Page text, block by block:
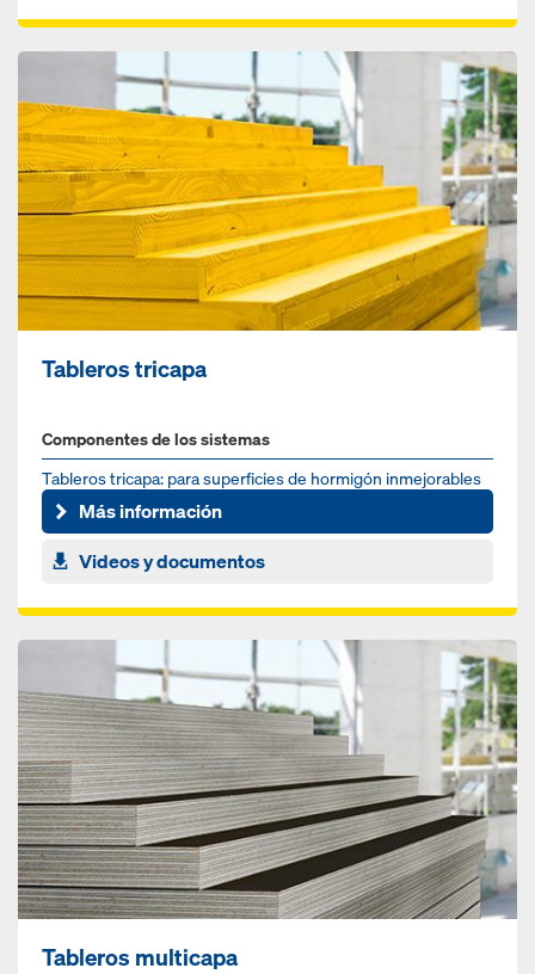
Tableros tricapa
Componentes de los sistemas
Tableros tricapa: para superficies de hormigón inmejorables
Más información
Videos y documentos
Tableros multicapa